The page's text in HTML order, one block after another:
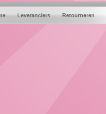
Leveranciers Retourneren